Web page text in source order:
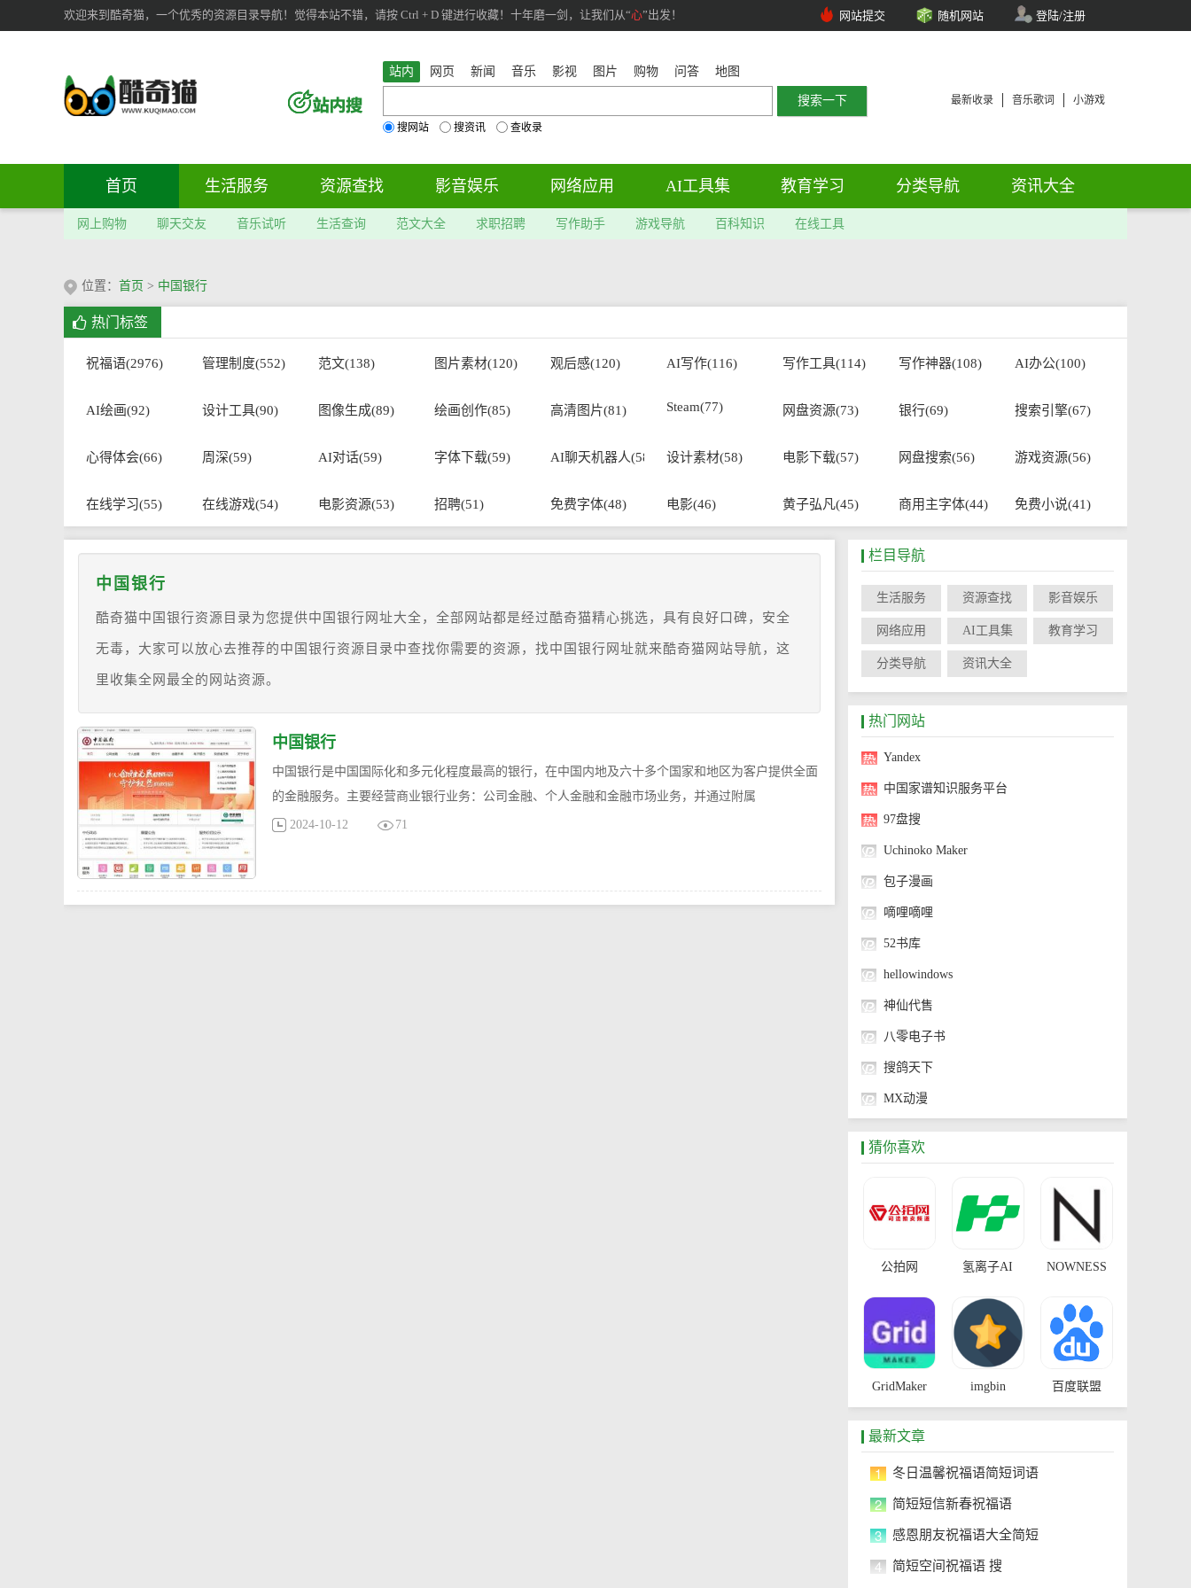
欢迎来到酷奇猫，一个优秀的资源目录导航！觉得本站不错，请按 Ctrl + D 键进行收藏！十年磨一剑，让我们从“心”出发！ 网站提交 随机网站 登陆/注册
站内 网页 新闻 音乐 影视 图片 购物 问答 地图
搜网站 搜资讯 查收录
最新收录 音乐歌词 小游戏
首页 生活服务 资源查找 影音娱乐 网络应用 AI工具集 教育学习 分类导航 资讯大全
网上购物 聊天交友 音乐试听 生活查询 范文大全 求职招聘 写作助手 游戏导航 百科知识 在线工具
位置： 首页 > 中国银行
热门标签
祝福语(2976) 管理制度(552) 范文(138) 图片素材(120) 观后感(120) AI写作(116) 写作工具(114) 写作神器(108) AI办公(100)
AI绘画(92) 设计工具(90) 图像生成(89) 绘画创作(85) 高清图片(81) Steam(77) 网盘资源(73) 银行(69) 搜索引擎(67)
心得体会(66) 周深(59) AI对话(59) 字体下载(59) AI聊天机器人(58) 设计素材(58) 电影下载(57) 网盘搜索(56) 游戏资源(56)
在线学习(55) 在线游戏(54) 电影资源(53) 招聘(51) 免费字体(48) 电影(46) 黄子弘凡(45) 商用主字体(44) 免费小说(41)
中国银行
酷奇猫中国银行资源目录为您提供中国银行网址大全，全部网站都是经过酷奇猫精心挑选，具有良好口碑，安全
无毒，大家可以放心去推荐的中国银行资源目录中查找你需要的资源，找中国银行网址就来酷奇猫网站导航，这
里收集全网最全的网站资源。
中国银行
中国银行是中国国际化和多元化程度最高的银行，在中国内地及六十多个国家和地区为客户提供全面
的金融服务。主要经营商业银行业务：公司金融、个人金融和金融市场业务，并通过附属
2024-10-12 71
栏目导航
生活服务 资源查找 影音娱乐
网络应用 AI工具集 教育学习
分类导航 资讯大全
热门网站
Yandex
中国家谱知识服务平台
97盘搜
Uchinoko Maker
包子漫画
嘀哩嘀哩
52书库
hellowindows
神仙代售
八零电子书
搜鸽天下
MX动漫
猜你喜欢
公拍网 氢离子AI NOWNESS
GridMaker imgbin 百度联盟
最新文章
1 冬日温馨祝福语简短词语
2 简短短信新春祝福语
3 感恩朋友祝福语大全简短
4 简短空间祝福语 搜